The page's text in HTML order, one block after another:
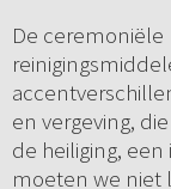
De
en vergeving,
de heiliging,
moeten we niet